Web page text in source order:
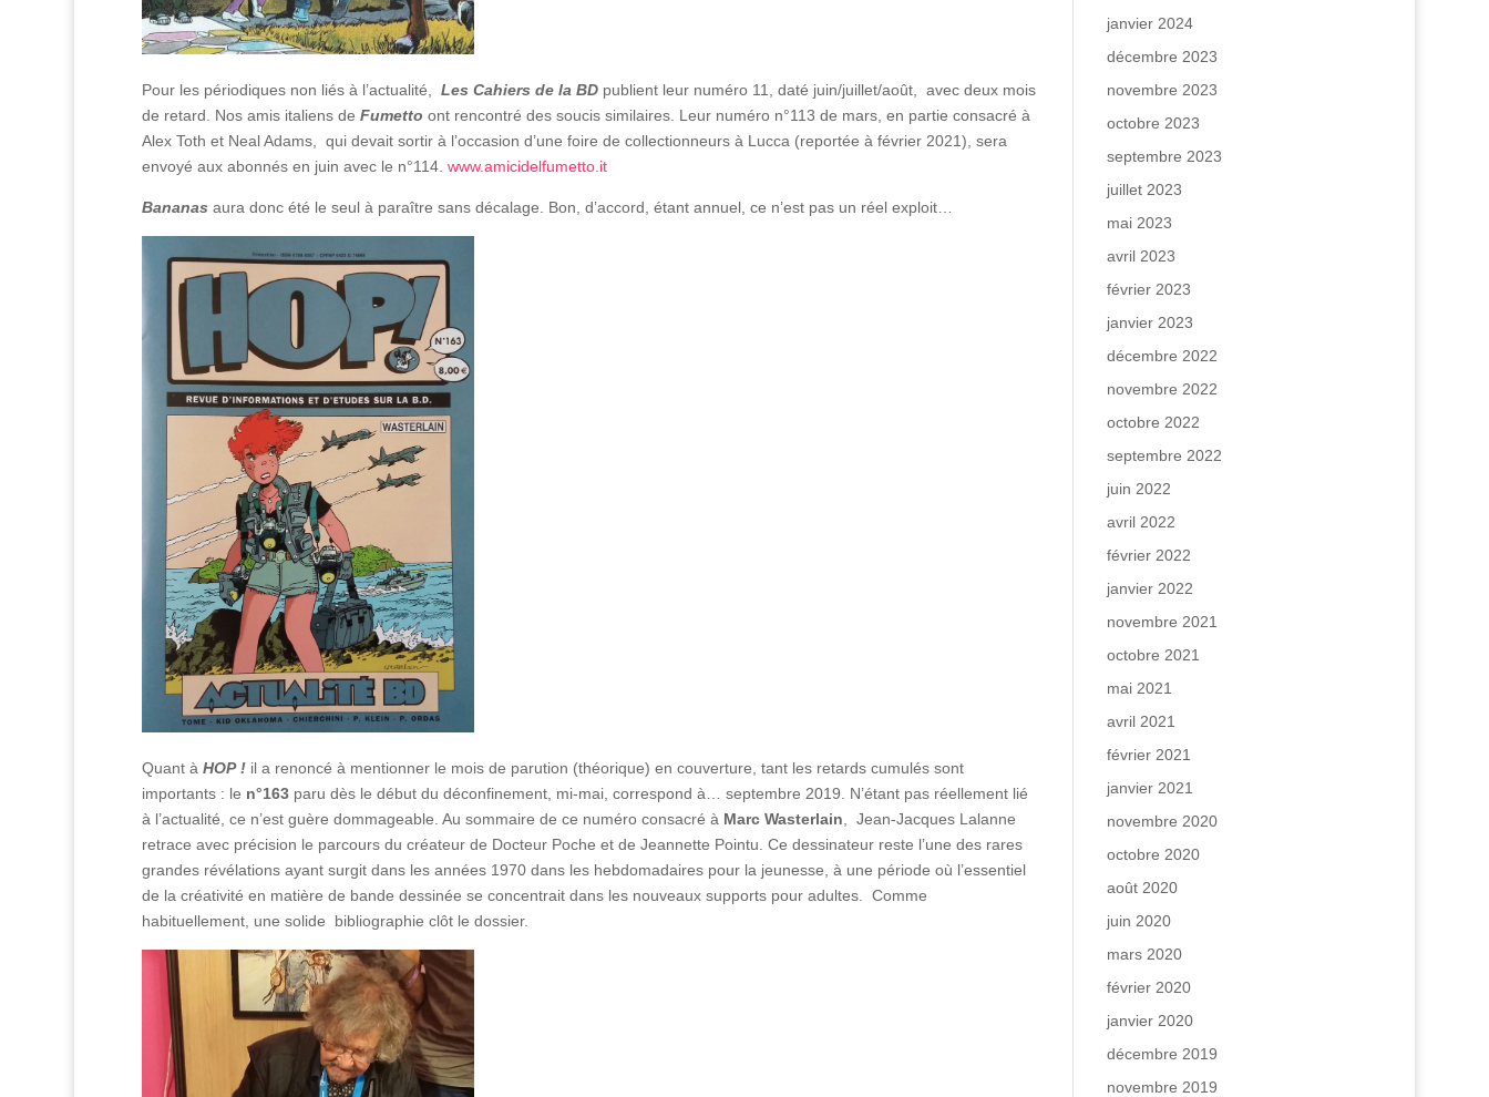
Pour les périodiques non liés à l’actualité, Les Cahiers de la BDpublient leur numéro 11, daté juin/juillet/août, avec deux mois
de retard. Nos amis italiens de Fumetto ont rencontré des soucis similaires. Leur numéro n°113 de mars, en partie consacré à
Alex Toth et Neal Adams, qui devait sortir à l’occasion d’une foire de collectionneurs à Lucca (reportée à février 2021), sera
envoyé aux abonnés en juin avec le n°114. www.amicidelfumetto.it
Bananas aura donc été le seul à paraître sans décalage. Bon, d’accord, étant annuel, ce n’est pas un réel exploit…
Quant à HOP ! il a renoncé à mentionner le mois de parution (théorique) en couverture, tant les retards cumulés sont
importants : le n°163 paru dès le début du déconfinement, mi-mai, correspond à… septembre 2019. N’étant pas réellement lié
à l’actualité, ce n’est guère dommageable. Au sommaire de ce numéro consacré à Marc Wasterlain, Jean-Jacques Lalanne
retrace avec précision le parcours du créateur de Docteur Poche et de Jeannette Pointu. Ce dessinateur reste l’une des rares
grandes révélations ayant surgit dans les années 1970 dans les hebdomadaires pour la jeunesse, à une période où l’essentiel
de la créativité en matière de bande dessinée se concentrait dans les nouveaux supports pour adultes. Comme
habituellement, une solide bibliographie clôt le dossier.
janvier 2024
décembre 2023
novembre 2023
octobre 2023
septembre 2023
juillet 2023
mai 2023
avril 2023
février 2023
janvier 2023
décembre 2022
novembre 2022
octobre 2022
septembre 2022
juin 2022
avril 2022
février 2022
janvier 2022
novembre 2021
octobre 2021
mai 2021
avril 2021
février 2021
janvier 2021
novembre 2020
octobre 2020
août 2020
juin 2020
mars 2020
février 2020
janvier 2020
décembre 2019
novembre 2019